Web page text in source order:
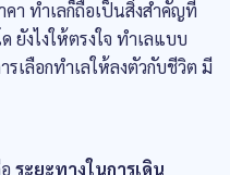
า ทำเลก็ถือเป็นสิ่งสำคัญที่
ยังไงให้ตรงใจ ทำเลแบบ
เลือกทำเลให้ลงตัวกับชีวิต มี
ระยะทางในการเดิน